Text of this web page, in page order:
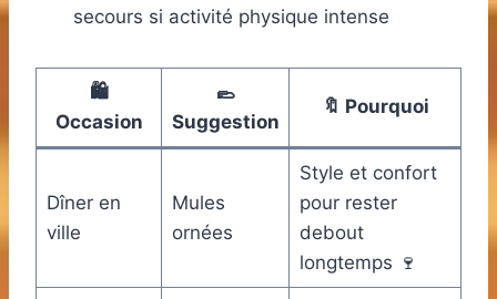
secours si activité physique intense
🛍️
Occasion
🥿
Suggestion
🔖 Pourquoi
Dîner en
ville
Mules
ornées
Style et confort
pour rester
debout
longtemps 🍷